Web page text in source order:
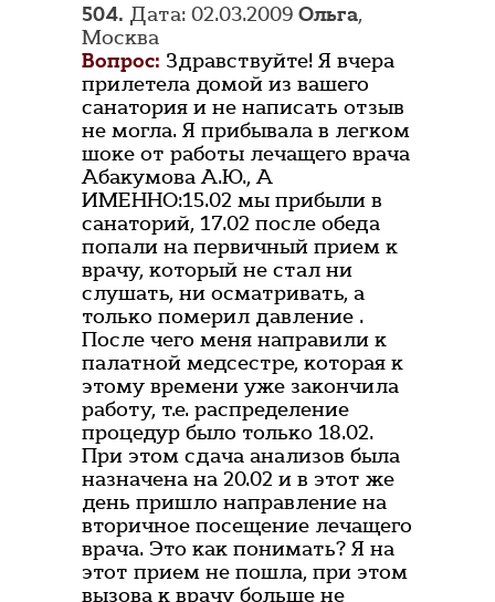
504. Дата: 02.03.2009 Ольга,
Москва
Вопрос: Здравствуйте! Я вчера
прилетела домой из вашего
санатория и не написать отзыв
не могла. Я прибывала в легком
шоке от работы лечащего врача
Абакумова А.Ю., А
ИМЕННО:15.02 мы прибыли в
санаторий, 17.02 после обеда
попали на первичный прием к
врачу, который не стал ни
слушать, ни осматривать, а
только померил давление .
После чего меня направили к
палатной медсестре, которая к
этому времени уже закончила
работу, т.е. распределение
процедур было только 18.02.
При этом сдача анализов была
назначена на 20.02 и в этот же
день пришло направление на
вторичное посещение лечащего
врача. Это как понимать? Я на
этот прием не пошла, при этом
вызова к врачу больше не